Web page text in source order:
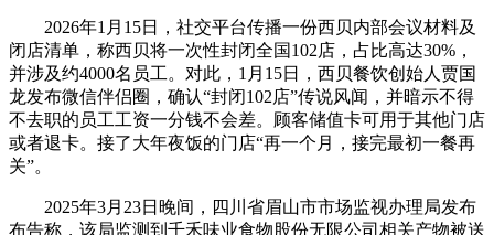
2026年1月15日，社交平台传播一份西贝内部会议材料及
闭店清单，称西贝将一次性封闭全国102店，占比高达30%，
并涉及约4000名员工。对此，1月15日，西贝餐饮创始人贾国
龙发布微信伴侣圈，确认“封闭102店”传说风闻，并暗示不得
不去职的员工工资一分钱不会差。顾客储值卡可用于其他门店
或者退卡。接了大年夜饭的门店“再一个月，接完最初一餐再
关”。
2025年3月23日晚间，四川省眉山市市场监视办理局发布
布告称，该局监测到千禾味业食物股份无限公司相关产物被送